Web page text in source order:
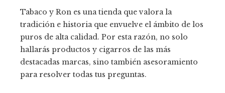
Tabaco y Ron es una tienda que valora la
tradición e historia que envuelve el ámbito de los
puros de alta calidad. Por esta razón, no solo
hallarás productos y cigarros de las más
destacadas marcas, sino también asesoramiento
para resolver todas tus preguntas.